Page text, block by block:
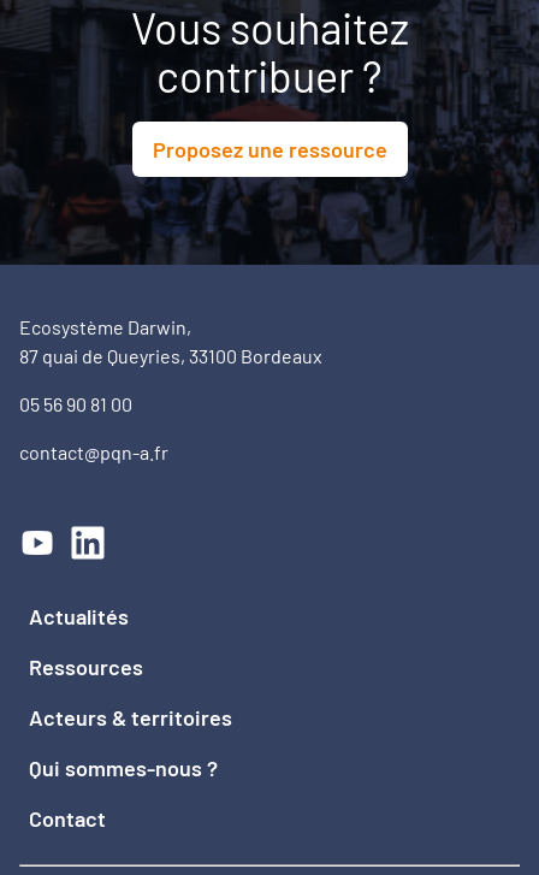
Vous souhaitez
contribuer ?
Proposez une ressource
Ecosystème Darwin,
87 quai de Queyries, 33100 Bordeaux
05 56 90 81 00
contact@pqn-a.fr
Actualités
Ressources
Acteurs & territoires
Qui sommes-nous ?
Contact